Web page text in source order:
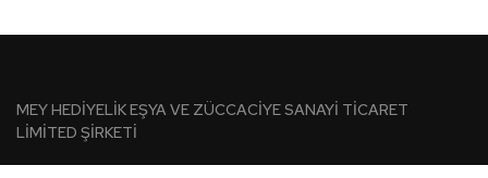
MEY HEDİYELİK EŞYA VE ZÜCCACİYE SANAYİ TİCARET
LİMİTED ŞİRKETİ